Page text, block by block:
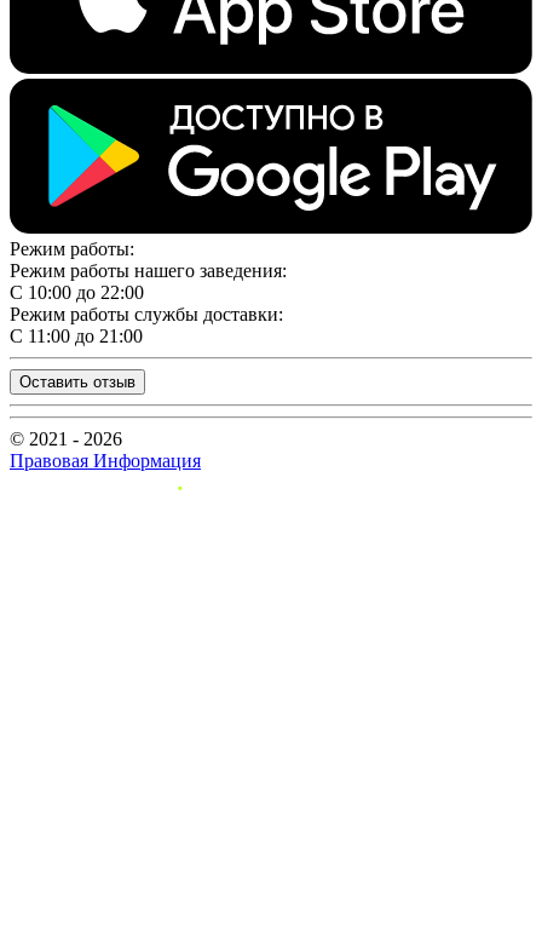
Режим работы:
Режим работы нашего заведения:
С 10:00 до 22:00
Режим работы службы доставки:
С 11:00 до 21:00
Оставить отзыв
© 2021 - 2026
Правовая Информация